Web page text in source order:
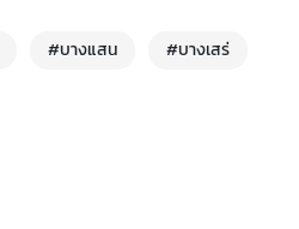
#บางแสน #บางเสร่